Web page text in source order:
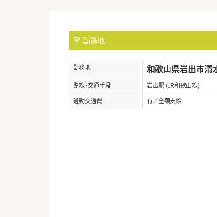
勤務地
勤務地 和歌山県岩出市清
路線・交通手段
岩出駅 (JR和歌山線)
通勤交通費
有／全額支給